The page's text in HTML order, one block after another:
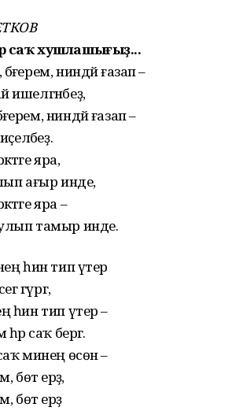
саҡ хушлашығыҙ...
ниндәй ғазап –
ишелгәнбеҙ,
ниндәй ғазап –
яра,
ағыр инде,
яра –
тамыр инде.
һин тип үтер
гүргә,
һин тип үтер –
саҡ бергә.
минең өсөн –
бөтә ерҙә,
бөтә ерҙә